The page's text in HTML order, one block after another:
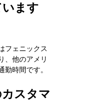
ます
フェニックス
、他のアメリ
勤時間です。
スタマ